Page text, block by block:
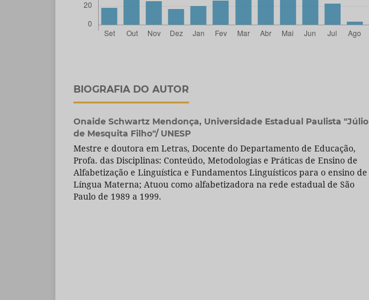
BIOGRAFIA DO AUTOR
Onaide Schwartz Mendonça, Universidade Estadual Paulista "Júlio
de Mesquita Filho"/ UNESP
Mestre e doutora em Letras, Docente do Departamento de Educação,
Profa. das Disciplinas: Conteúdo, Metodologias e Práticas de Ensino de
Alfabetização e Linguística e Fundamentos Linguísticos para o ensino de
Língua Materna; Atuou como alfabetizadora na rede estadual de São
Paulo de 1989 a 1999.